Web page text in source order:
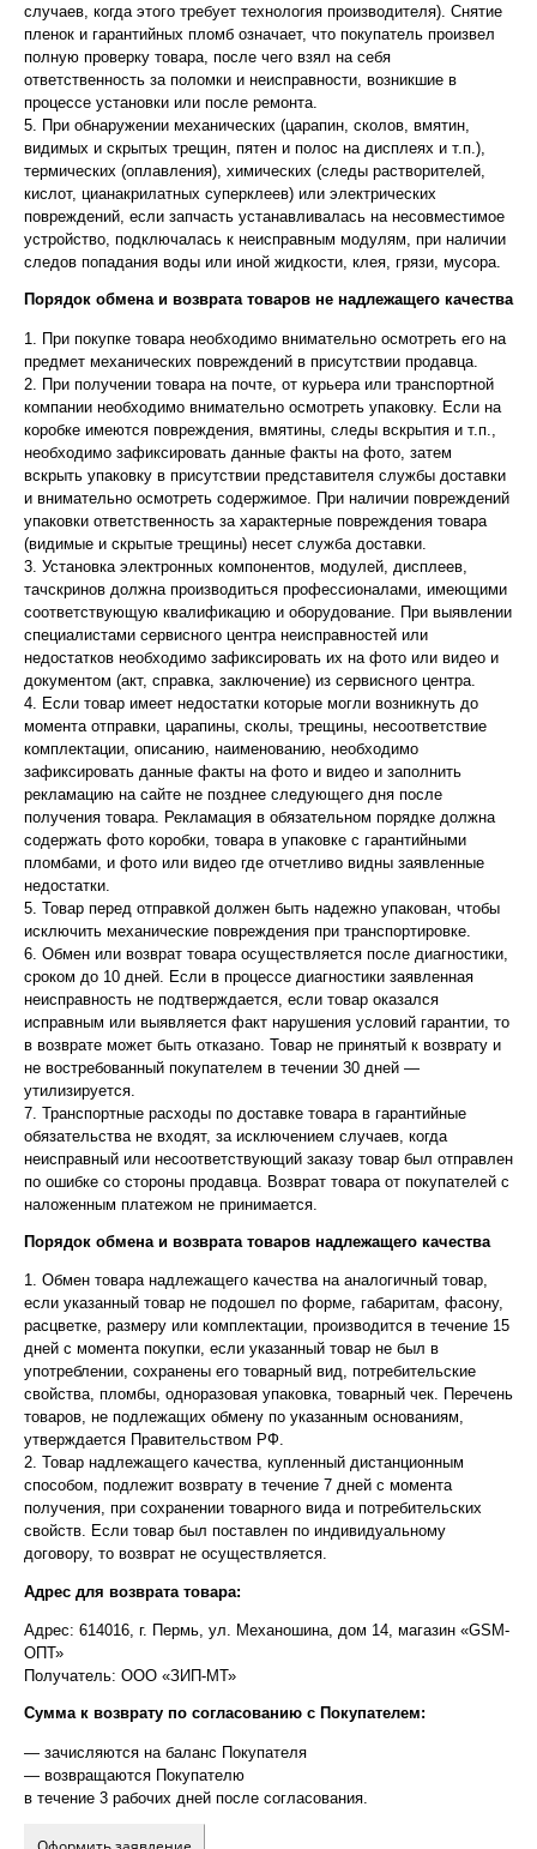
случаев, когда этого требует технология производителя). Снятие
пленок и гарантийных пломб означает, что покупатель произвел
полную проверку товара, после чего взял на себя
ответственность за поломки и неисправности, возникшие в
процессе установки или после ремонта.
5. При обнаружении механических (царапин, сколов, вмятин,
видимых и скрытых трещин, пятен и полос на дисплеях и т.п.),
термических (оплавления), химических (следы растворителей,
кислот, цианакрилатных суперклеев) или электрических
повреждений, если запчасть устанавливалась на несовместимое
устройство, подключалась к неисправным модулям, при наличии
следов попадания воды или иной жидкости, клея, грязи, мусора.
Порядок обмена и возврата товаров не надлежащего качества
1. При покупке товара необходимо внимательно осмотреть его на
предмет механических повреждений в присутствии продавца.
2. При получении товара на почте, от курьера или транспортной
компании необходимо внимательно осмотреть упаковку. Если на
коробке имеются повреждения, вмятины, следы вскрытия и т.п.,
необходимо зафиксировать данные факты на фото, затем
вскрыть упаковку в присутствии представителя службы доставки
и внимательно осмотреть содержимое. При наличии повреждений
упаковки ответственность за характерные повреждения товара
(видимые и скрытые трещины) несет служба доставки.
3. Установка электронных компонентов, модулей, дисплеев,
тачскринов должна производиться профессионалами, имеющими
соответствующую квалификацию и оборудование. При выявлении
специалистами сервисного центра неисправностей или
недостатков необходимо зафиксировать их на фото или видео и
документом (акт, справка, заключение) из сервисного центра.
4. Если товар имеет недостатки которые могли возникнуть до
момента отправки, царапины, сколы, трещины, несоответствие
комплектации, описанию, наименованию, необходимо
зафиксировать данные факты на фото и видео и заполнить
рекламацию на сайте не позднее следующего дня после
получения товара. Рекламация в обязательном порядке должна
содержать фото коробки, товара в упаковке с гарантийными
пломбами, и фото или видео где отчетливо видны заявленные
недостатки.
5. Товар перед отправкой должен быть надежно упакован, чтобы
исключить механические повреждения при транспортировке.
6. Обмен или возврат товара осуществляется после диагностики,
сроком до 10 дней. Если в процессе диагностики заявленная
неисправность не подтверждается, если товар оказался
исправным или выявляется факт нарушения условий гарантии, то
в возврате может быть отказано. Товар не принятый к возврату и
не востребованный покупателем в течении 30 дней —
утилизируется.
7. Транспортные расходы по доставке товара в гарантийные
обязательства не входят, за исключением случаев, когда
неисправный или несоответствующий заказу товар был отправлен
по ошибке со стороны продавца. Возврат товара от покупателей с
наложенным платежом не принимается.
Порядок обмена и возврата товаров надлежащего качества
1. Обмен товара надлежащего качества на аналогичный товар,
если указанный товар не подошел по форме, габаритам, фасону,
расцветке, размеру или комплектации, производится в течение 15
дней с момента покупки, если указанный товар не был в
употреблении, сохранены его товарный вид, потребительские
свойства, пломбы, одноразовая упаковка, товарный чек. Перечень
товаров, не подлежащих обмену по указанным основаниям,
утверждается Правительством РФ.
2. Товар надлежащего качества, купленный дистанционным
способом, подлежит возврату в течение 7 дней с момента
получения, при сохранении товарного вида и потребительских
свойств. Если товар был поставлен по индивидуальному
договору, то возврат не осуществляется.
Адрес для возврата товара:
Адрес: 614016, г. Пермь, ул. Механошина, дом 14, магазин «GSM-
ОПТ»
Получатель: ООО «ЗИП-МТ»
Сумма к возврату по согласованию с Покупателем:
— зачисляются на баланс Покупателя
— возвращаются Покупателю
в течение 3 рабочих дней после согласования.